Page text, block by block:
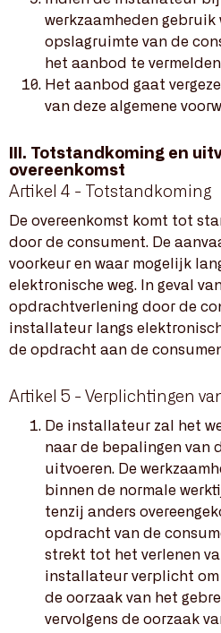
werkzaamheden gebruik
opslagruimte van de
het aanbod te
Het aanbod gaat
van deze algemene
III. Totstandkoming en
overeenkomst
Artikel 4 - Totstandkoming
De overeenkomst komt tot
door de consument. De
voorkeur en waar mogelijk
elektronische weg. In geval
opdrachtverlening door de
installateur langs
de opdracht aan de
Artikel 5 - Verplichtingen
De installateur zal het
naar de bepalingen van
uitvoeren. De
binnen de normale
tenzij anders
opdracht van de
strekt tot het verlenen
installateur verplicht om
de oorzaak van het
vervolgens de oorzaak